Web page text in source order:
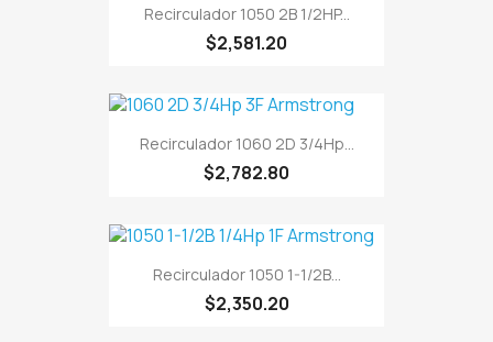
Recirculador 1050 2B 1/2HP...
$2,581.20
Recirculador 1060 2D 3/4Hp...
$2,782.80
Recirculador 1050 1-1/2B...
$2,350.20